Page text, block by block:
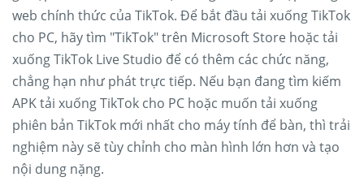
web chính thức của TikTok. Để bắt đầu tải xuống TikTok
cho PC, hãy tìm "TikTok" trên Microsoft Store hoặc tải
xuống TikTok Live Studio để có thêm các chức năng,
chẳng hạn như phát trực tiếp. Nếu bạn đang tìm kiếm
APK tải xuống TikTok cho PC hoặc muốn tải xuống
phiên bản TikTok mới nhất cho máy tính để bàn, thì trải
nghiệm này sẽ tùy chỉnh cho màn hình lớn hơn và tạo
nội dung nặng.